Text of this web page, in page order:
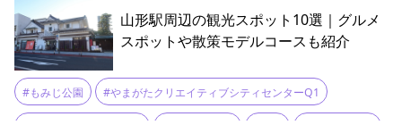
#最上 #焼き鳥 #米沢牛 #置賜 #肉そば #馬肉
山形駅周辺の観光スポット10選｜グルメ
スポットや散策モデルコースも紹介
#もみじ公園 #やまがたクリエイティブシティセンターQ1